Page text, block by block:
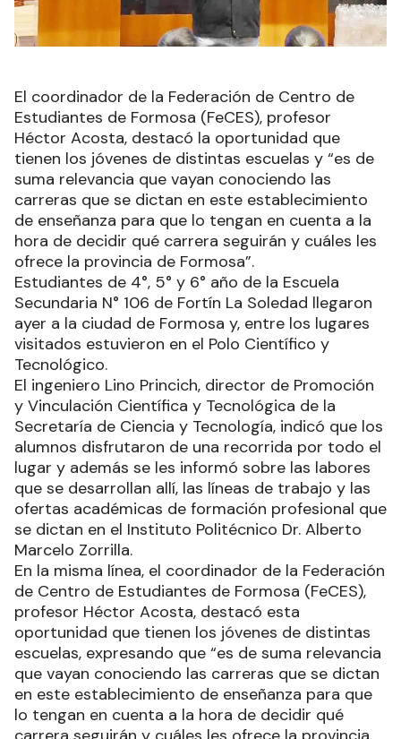
El coordinador de la Federación de Centro de
Estudiantes de Formosa (FeCES), profesor
Héctor Acosta, destacó la oportunidad que
tienen los jóvenes de distintas escuelas y “es de
suma relevancia que vayan conociendo las
carreras que se dictan en este establecimiento
de enseñanza para que lo tengan en cuenta a la
hora de decidir qué carrera seguirán y cuáles les
ofrece la provincia de Formosa”.
Estudiantes de 4°, 5° y 6° año de la Escuela
Secundaria N° 106 de Fortín La Soledad llegaron
ayer a la ciudad de Formosa y, entre los lugares
visitados estuvieron en el Polo Científico y
Tecnológico.
El ingeniero Lino Princich, director de Promoción
y Vinculación Científica y Tecnológica de la
Secretaría de Ciencia y Tecnología, indicó que los
alumnos disfrutaron de una recorrida por todo el
lugar y además se les informó sobre las labores
que se desarrollan allí, las líneas de trabajo y las
ofertas académicas de formación profesional que
se dictan en el Instituto Politécnico Dr. Alberto
Marcelo Zorrilla.
En la misma línea, el coordinador de la Federación
de Centro de Estudiantes de Formosa (FeCES),
profesor Héctor Acosta, destacó esta
oportunidad que tienen los jóvenes de distintas
escuelas, expresando que “es de suma relevancia
que vayan conociendo las carreras que se dictan
en este establecimiento de enseñanza para que
lo tengan en cuenta a la hora de decidir qué